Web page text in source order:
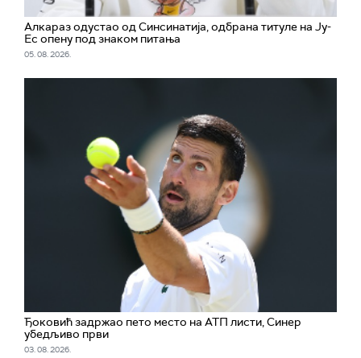
Алкараз одустао од Синсинатија, одбрана титуле на Ју-
Ес опену под знаком питања
05. 08. 2026.
Ђоковић задржао пето место на АТП листи, Синер
убедљиво први
03. 08. 2026.